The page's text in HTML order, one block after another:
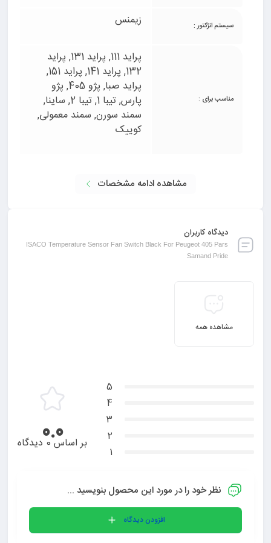
ضمانت ایساکو، تضمین‌کننده عملکرد بهینه خودرو شما در
سیستم انژکتور : زیمنس
مناسب برای :
پراید 111, پراید 131, پراید
132, پراید 141, پراید 151,
پراید صبا, پژو 405, پژو
پارس, تیبا 1, تیبا 2, ساینا,
سمند سورن, سمند معمولی,
کوییک
مشاهده ادامه مشخصات
دیدگاه کاربران
ISACO Temperature Sensor Fan Switch Black For Peugeot 405 Pars
Samand Pride
مشاهده همه
5
4
3
2
1
0.0بر اساس 0 دیدگاه
نظر خود را در مورد این محصول بنویسید ...
افزودن دیدگاه